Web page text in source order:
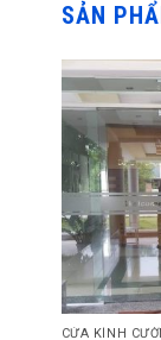
SẢN
CỬA KÍNH